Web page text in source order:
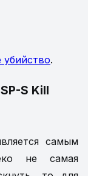
.
S Kill
самым
не самая